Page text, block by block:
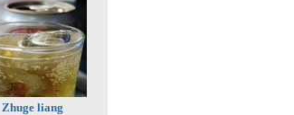
Zhuge liang